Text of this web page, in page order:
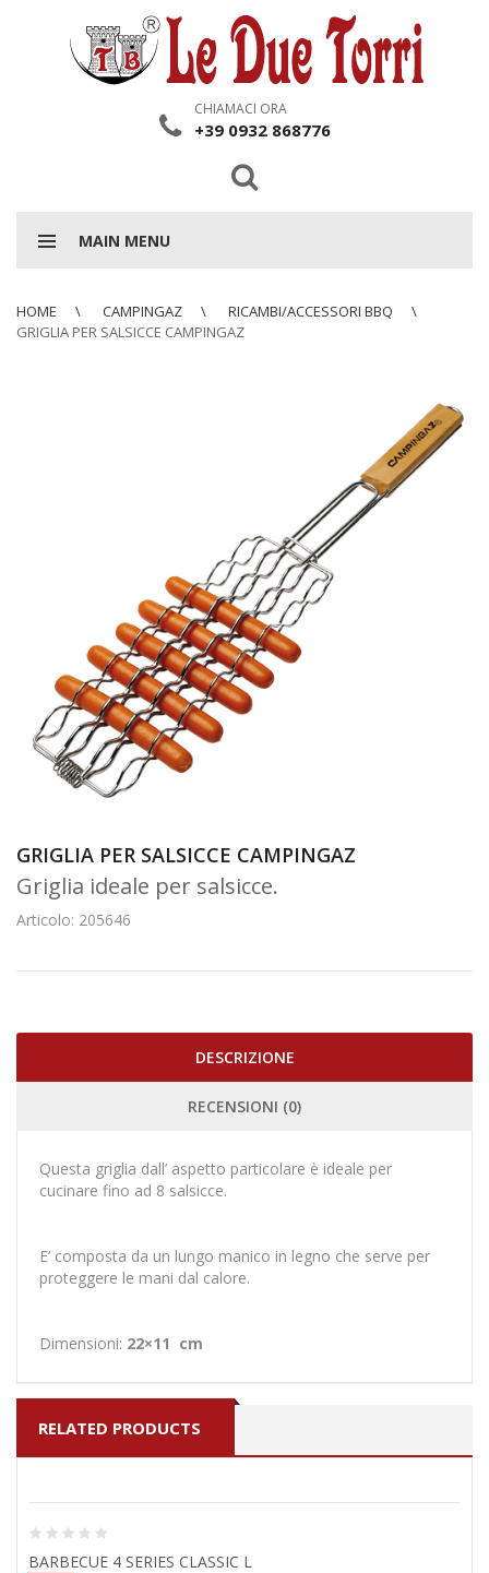
CHIAMACI ORA
+39 0932 868776
MAIN MENU
HOME CAMPINGAZ
RICAMBI/ACCESSORI BBQ
GRIGLIA PER SALSICCE CAMPINGAZ
GRIGLIA PER SALSICCE CAMPINGAZ
Griglia ideale per salsicce.
Articolo: 205646
DESCRIZIONE
RECENSIONI (0)
Questa griglia dall’ aspetto particolare è ideale per
cucinare fino ad 8 salsicce.
E’ composta da un lungo manico in legno che serve per
proteggere le mani dal calore.
Dimensioni: 22×11 cm
RELATED PRODUCTS
BARBECUE 4 SERIES CLASSIC L